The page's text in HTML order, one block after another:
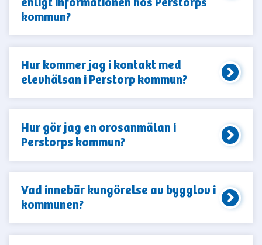
kommun?
Hur kommer jag i kontakt med
elevhälsan i Perstorp kommun?
Hur gör jag en orosanmälan i
Perstorps kommun?
Vad innebär kungörelse av bygglov i
kommunen?